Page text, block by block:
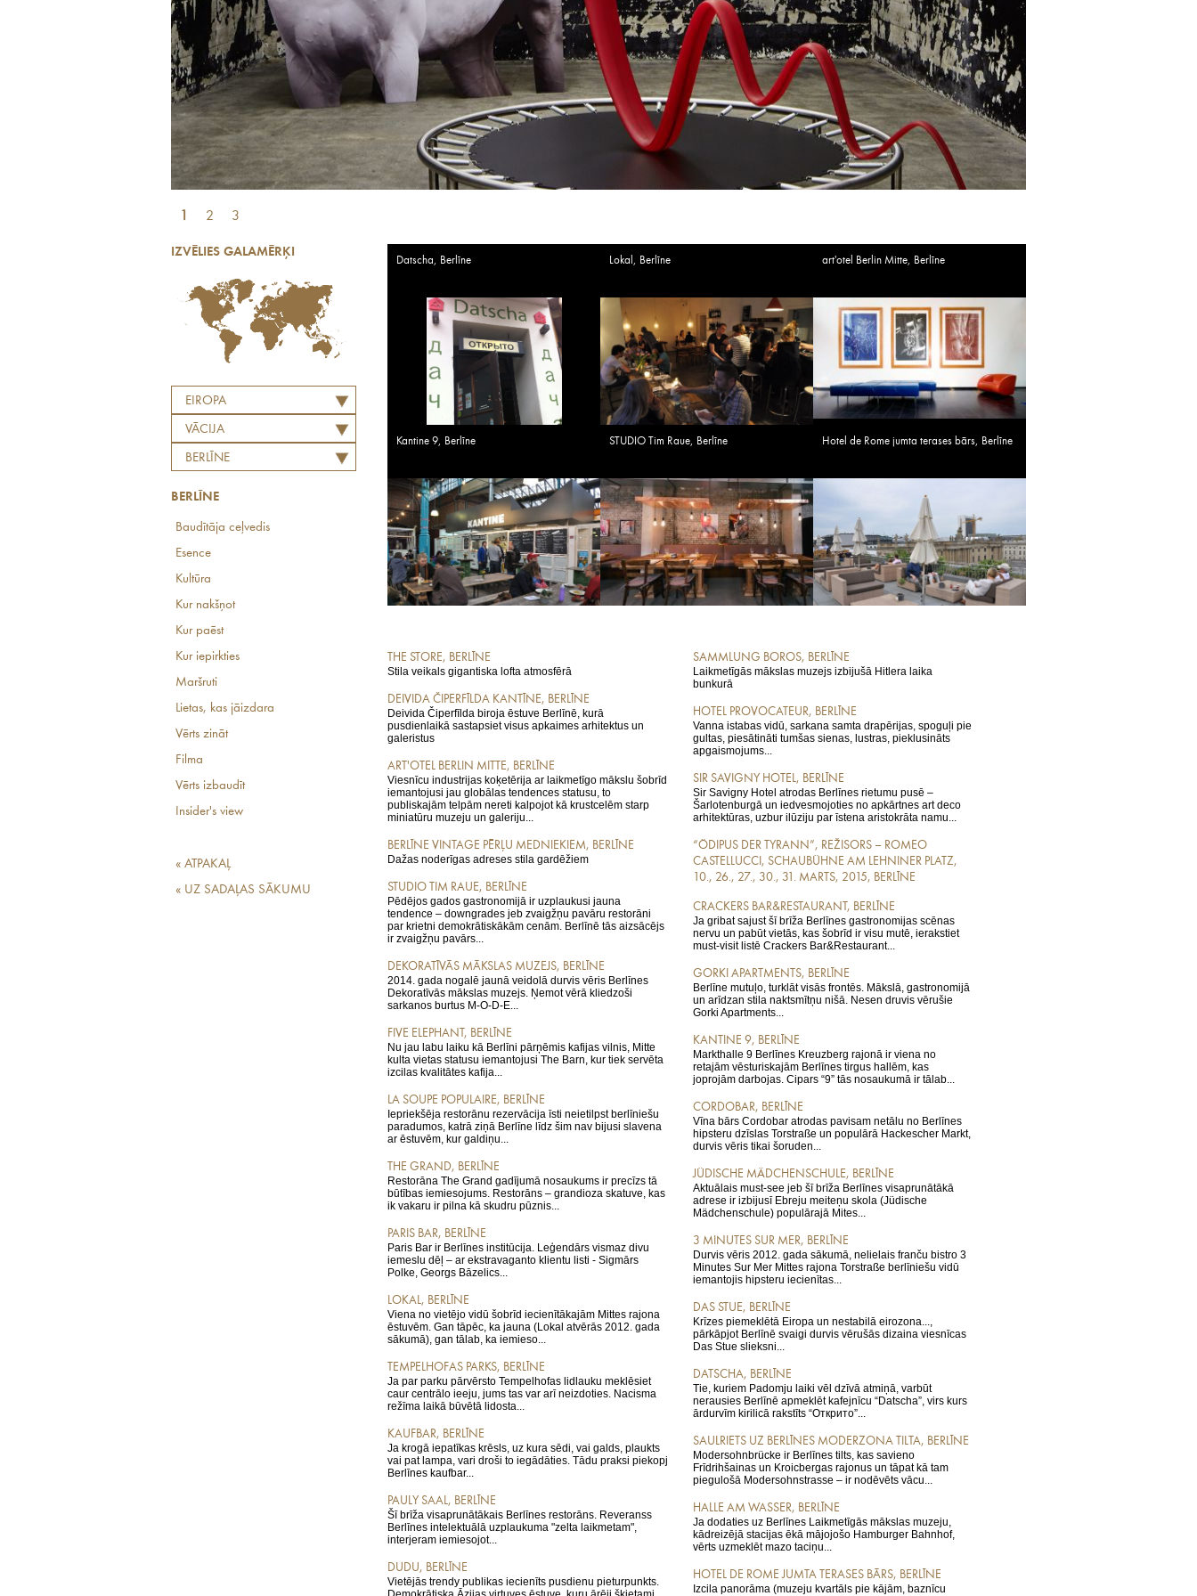
1 2 3
IZVĒLIES GALAMĒRĶI
EIROPA
VĀCIJA
BERLĪNE
BERLĪNE
Baudītāja ceļvedis
Esence
Kultūra
Kur nakšņot
Kur paēst
Kur iepirkties
Maršruti
Lietas, kas jāizdara
Vērts zināt
Filma
Vērts izbaudīt
Insider's view
« ATPAKAĻ
« UZ SADAĻAS SĀKUMU
Datscha, Berlīne Lokal, Berlīne art'otel Berlin Mitte, Berlīne
Kantine 9, Berlīne STUDIO Tim Raue, Berlīne Hotel de Rome jumta terases bārs, Berlīne
THE STORE, BERLĪNE
Stila veikals gigantiska lofta atmosfērā
DEIVIDA ČIPERFĪLDA KANTĪNE, BERLĪNE
Deivida Čiperfīlda biroja ēstuve Berlīnē, kurā
pusdienlaikā sastapsiet visus apkaimes arhitektus un
galeristus
ART'OTEL BERLIN MITTE, BERLĪNE
Viesnīcu industrijas koķetērija ar laikmetīgo mākslu šobrīd
iemantojusi jau globālas tendences statusu, to
publiskajām telpām nereti kalpojot kā krustcelēm starp
miniatūru muzeju un galeriju...
BERLĪNE VINTAGE PĒRĻU MEDNIEKIEM, BERLĪNE
Dažas noderīgas adreses stila gardēžiem
STUDIO TIM RAUE, BERLĪNE
Pēdējos gados gastronomijā ir uzplaukusi jauna
tendence – downgrades jeb zvaigžņu pavāru restorāni
par krietni demokrātiskākām cenām. Berlīnē tās aizsācējs
ir zvaigžņu pavārs...
DEKORATĪVĀS MĀKSLAS MUZEJS, BERLĪNE
2014. gada nogalē jaunā veidolā durvis vēris Berlīnes
Dekoratīvās mākslas muzejs. Ņemot vērā kliedzoši
sarkanos burtus M-O-D-E...
FIVE ELEPHANT, BERLĪNE
Nu jau labu laiku kā Berlīni pārņēmis kafijas vilnis, Mitte
kulta vietas statusu iemantojusi The Barn, kur tiek servēta
izcilas kvalitātes kafija...
LA SOUPE POPULAIRE, BERLĪNE
Iepriekšēja restorānu rezervācija īsti neietilpst berlīniešu
paradumos, katrā ziņā Berlīne līdz šim nav bijusi slavena
ar ēstuvēm, kur galdiņu...
THE GRAND, BERLĪNE
Restorāna The Grand gadījumā nosaukums ir precīzs tā
būtības iemiesojums. Restorāns – grandioza skatuve, kas
ik vakaru ir pilna kā skudru pūznis...
PARIS BAR, BERLĪNE
Paris Bar ir Berlīnes institūcija. Leģendārs vismaz divu
iemeslu dēļ – ar ekstravaganto klientu listi - Sigmārs
Polke, Georgs Bāzelics...
LOKAL, BERLĪNE
Viena no vietējo vidū šobrīd iecienītākajām Mittes rajona
ēstuvēm. Gan tāpēc, ka jauna (Lokal atvērās 2012. gada
sākumā), gan tālab, ka iemieso...
TEMPELHOFAS PARKS, BERLĪNE
Ja par parku pārvērsto Tempelhofas lidlauku meklēsiet
caur centrālo ieeju, jums tas var arī neizdoties. Nacisma
režīma laikā būvētā lidosta...
KAUFBAR, BERLĪNE
Ja krogā iepatīkas krēsls, uz kura sēdi, vai galds, plaukts
vai pat lampa, vari droši to iegādāties. Tādu praksi piekopj
Berlīnes kaufbar...
PAULY SAAL, BERLĪNE
Šī brīža visaprunātākais Berlīnes restorāns. Reveranss
Berlīnes intelektuālā uzplaukuma "zelta laikmetam",
interjeram iemiesojot...
DUDU, BERLĪNE
Vietējās trendy publikas iecienīts pusdienu pieturpunkts.
SAMMLUNG BOROS, BERLĪNE
Laikmetīgās mākslas muzejs izbijušā Hitlera laika
bunkurā
HOTEL PROVOCATEUR, BERLĪNE
Vanna istabas vidū, sarkana samta drapērijas, spoguļi pie
gultas, piesātināti tumšas sienas, lustras, pieklusināts
apgaismojums...
SIR SAVIGNY HOTEL, BERLĪNE
Sir Savigny Hotel atrodas Berlīnes rietumu pusē –
Šarlotenburgā un iedvesmojoties no apkārtnes art deco
arhitektūras, uzbur ilūziju par īstena aristokrāta namu...
“ÖDIPUS DER TYRANN”, REŽISORS – ROMEO
CASTELLUCCI, SCHAUBÜHNE AM LEHNINER PLATZ,
10., 26., 27., 30., 31. MARTS, 2015, BERLĪNE
CRACKERS BAR&RESTAURANT, BERLĪNE
Ja gribat sajust šī brīža Berlīnes gastronomijas scēnas
nervu un pabūt vietās, kas šobrīd ir visu mutē, ierakstiet
must-visit listē Crackers Bar&Restaurant...
GORKI APARTMENTS, BERLĪNE
Berlīne mutuļo, turklāt visās frontēs. Mākslā, gastronomijā
un arīdzan stila naktsmītņu nišā. Nesen druvis vērušie
Gorki Apartments...
KANTINE 9, BERLĪNE
Markthalle 9 Berlīnes Kreuzberg rajonā ir viena no
retajām vēsturiskajām Berlīnes tirgus hallēm, kas
joprojām darbojas. Cipars “9” tās nosaukumā ir tālab...
CORDOBAR, BERLĪNE
Vīna bārs Cordobar atrodas pavisam netālu no Berlīnes
hipsteru dzīslas Torstraße un populārā Hackescher Markt,
durvis vēris tikai šoruden...
JÜDISCHE MÄDCHENSCHULE, BERLĪNE
Aktuālais must-see jeb šī brīža Berlīnes visaprunātākā
adrese ir izbijusī Ebreju meiteņu skola (Jüdische
Mädchenschule) populārajā Mites...
3 MINUTES SUR MER, BERLĪNE
Durvis vēris 2012. gada sākumā, nelielais franču bistro 3
Minutes Sur Mer Mittes rajona Torstraße berlīniešu vidū
iemantojis hipsteru iecienītas...
DAS STUE, BERLĪNE
Krīzes piemeklētā Eiropa un nestabilā eirozona...,
pārkāpjot Berlīnē svaigi durvis vērušās dizaina viesnīcas
Das Stue slieksni...
DATSCHA, BERLĪNE
Tie, kuriem Padomju laiki vēl dzīvā atmiņā, varbūt
nerausies Berlīnē apmeklēt kafejnīcu “Datscha”, virs kurs
ārdurvīm kirilicā rakstīts “Открито”...
SAULRIETS UZ BERLĪNES MODERZONA TILTA, BERLĪNE
Modersohnbrücke ir Berlīnes tilts, kas savieno
Frīdrihšainas un Kroicbergas rajonus un tāpat kā tam
piegulošā Modersohnstrasse – ir nodēvēts vācu...
HALLE AM WASSER, BERLĪNE
Ja dodaties uz Berlīnes Laikmetīgās mākslas muzeju,
kādreizējā stacijas ēkā mājojošo Hamburger Bahnhof,
vērts uzmeklēt mazo taciņu...
HOTEL DE ROME JUMTA TERASES BĀRS, BERLĪNE
Izcila panorāma (muzeju kvartāls pie kājām, baznīcu